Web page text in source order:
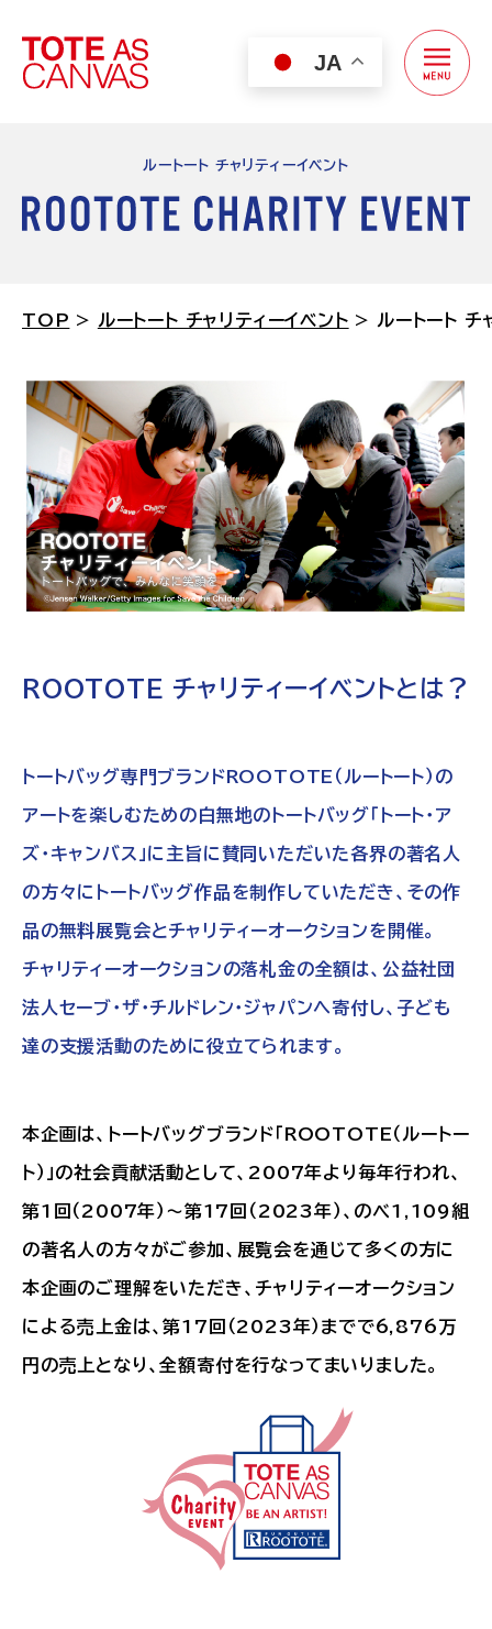
JA
エントリーする
エントリー方法 エントリー作品
ルートート チャリティーイベント
チャリティーイベントとは？
WEBギャラリー
オンラインショップ
ルートート・ギャラリー
ルートート チャリティーイベント
TOP > ルートート チャリティーイベント > ルートート チ
ROOTOTE チャリティーイベントとは？
トートバッグ専門ブランドROOTOTE（ルートート）の
アートを楽しむための白無地のトートバッグ「トート・ア
ズ・キャンバス」に主旨に賛同いただいた各界の著名人
の方々にトートバッグ作品を制作していただき、その作
品の無料展覧会とチャリティーオークションを開催。
チャリティーオークションの落札金の全額は、公益社団
法人セーブ・ザ・チルドレン・ジャパンへ寄付し、子ども
達の支援活動のために役立てられます。
本企画は、トートバッグブランド「ROOTOTE（ルートー
ト）」の社会貢献活動として、2007年より毎年行われ、
第1回（2007年）～第17回（2023年）、のべ1,109組
の著名人の方々がご参加、展覧会を通じて多くの方に
本企画のご理解をいただき、チャリティーオークション
による売上金は、第17回（2023年）までで6,876万
円の売上となり、全額寄付を行なってまいりました。